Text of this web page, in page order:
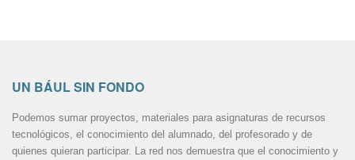
UN BÁUL SIN FONDO
Podemos sumar proyectos, materiales para asignaturas de recursos
tecnológicos, el conocimiento del alumnado, del profesorado y de
quienes quieran participar. La red nos demuestra que el conocimiento y